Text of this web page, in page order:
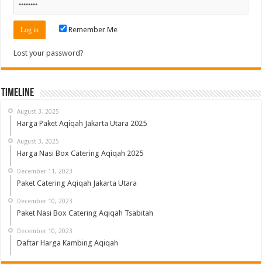
Remember Me
Lost your password?
Timeline
August 3, 2025
Harga Paket Aqiqah Jakarta Utara 2025
August 3, 2025
Harga Nasi Box Catering Aqiqah 2025
December 11, 2023
Paket Catering Aqiqah Jakarta Utara
December 10, 2023
Paket Nasi Box Catering Aqiqah Tsabitah
December 10, 2023
Daftar Harga Kambing Aqiqah